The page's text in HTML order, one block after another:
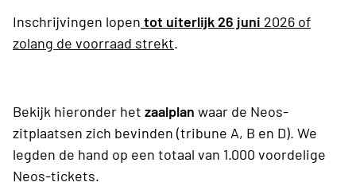
Inschrijvingen lopen tot uiterlijk 26 juni 2026 of
zolang de voorraad strekt.
Bekijk hieronder het zaalplan waar de Neos-
zitplaatsen zich bevinden (tribune A, B en D). We
legden de hand op een totaal van 1.000 voordelige
Neos-tickets.